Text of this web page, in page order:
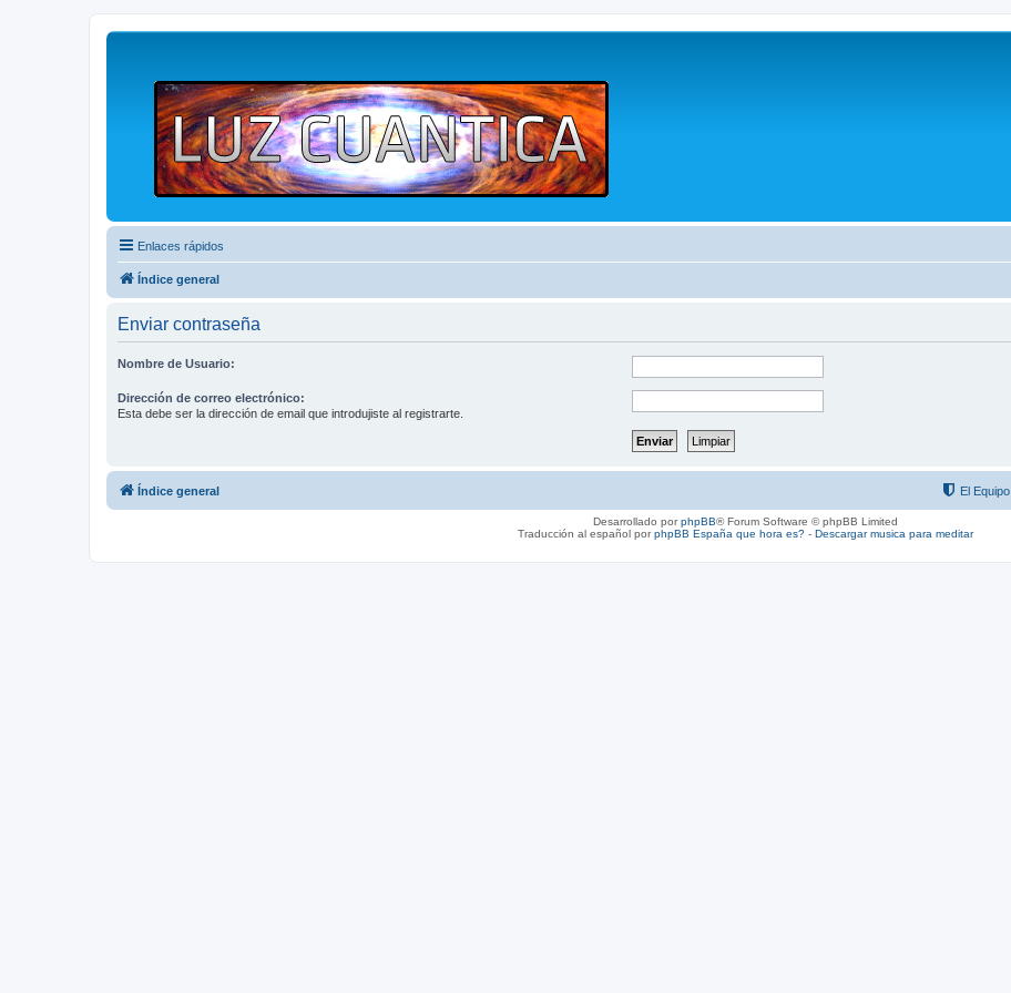
Enlaces rápidos
Índice general
Enviar contraseña
Nombre de Usuario:
Dirección de correo electrónico:
Esta debe ser la dirección de email que introdujiste al registrarte.
Índice general El Equipo
Desarrollado porphpBB® Forum Software © phpBB Limited
Traducción al español porphpBB España que hora es?- Descargar musica para meditar